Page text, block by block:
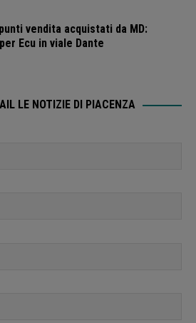
vendita acquistati da MD:
Ecu in viale Dante
LE NOTIZIE DI PIACENZA